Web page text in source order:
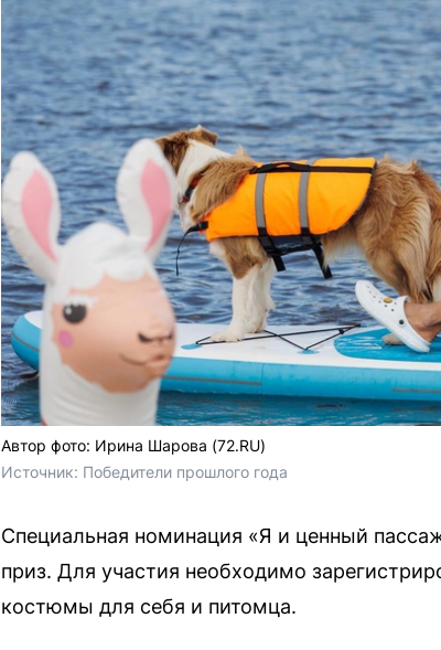
Автор фото: Ирина Шарова (72.RU)
Источник: Победители прошлого года
Специальная номинация «Я и ценный
приз. Для участия необходимо
костюмы для себя и питомца.